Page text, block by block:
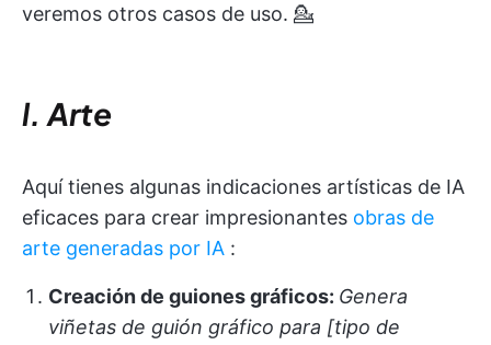
veremos otros casos de uso. 💁
l. Arte
Aquí tienes algunas indicaciones artísticas de IA
eficaces para crear impresionantes obras de
arte generadas por IA :
Creación de guiones gráficos: Genera
viñetas de guión gráfico para [tipo de